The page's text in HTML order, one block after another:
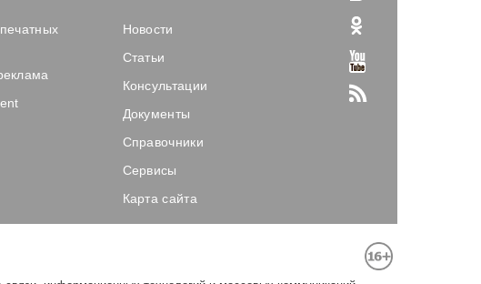
Новости
Статьи
Консультации
Документы
Справочники
Сервисы
Карта сайта